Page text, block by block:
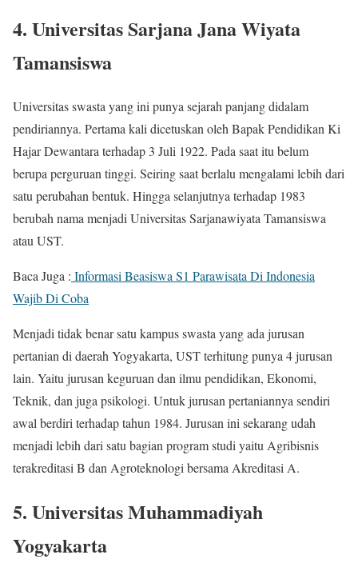
4. Universitas Sarjana Jana Wiyata
Tamansiswa
Universitas swasta yang ini punya sejarah panjang didalam
pendiriannya. Pertama kali dicetuskan oleh Bapak Pendidikan Ki
Hajar Dewantara terhadap 3 Juli 1922. Pada saat itu belum
berupa perguruan tinggi. Seiring saat berlalu mengalami lebih dari
satu perubahan bentuk. Hingga selanjutnya terhadap 1983
berubah nama menjadi Universitas Sarjanawiyata Tamansiswa
atau UST.
Baca Juga : Informasi Beasiswa S1 Parawisata Di Indonesia
Wajib Di Coba
Menjadi tidak benar satu kampus swasta yang ada jurusan
pertanian di daerah Yogyakarta, UST terhitung punya 4 jurusan
lain. Yaitu jurusan keguruan dan ilmu pendidikan, Ekonomi,
Teknik, dan juga psikologi. Untuk jurusan pertaniannya sendiri
awal berdiri terhadap tahun 1984. Jurusan ini sekarang udah
menjadi lebih dari satu bagian program studi yaitu Agribisnis
terakreditasi B dan Agroteknologi bersama Akreditasi A.
5. Universitas Muhammadiyah
Yogyakarta